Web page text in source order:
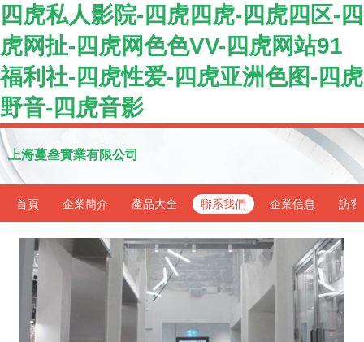
四虎私人影院-四虎四虎-四虎四区-四
虎网扯-四虎网色色VV-四虎网站91
福利社-四虎性爱-四虎亚洲色图-四虎
野音-四虎音影
上海蔓叁實業有限公司
首頁 企業簡介 產品大全 聯系我們 企業信息 訪客